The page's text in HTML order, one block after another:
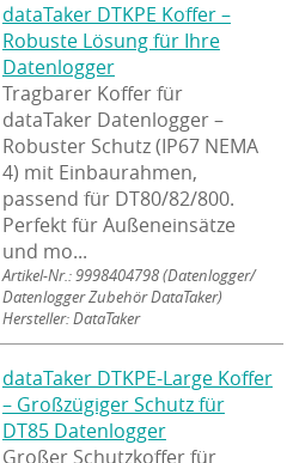
dataTaker DTKPE Koffer –
Robuste Lösung für Ihre
Datenlogger
Tragbarer Koffer für
dataTaker Datenlogger –
Robuster Schutz (IP67 NEMA
4) mit Einbaurahmen,
passend für DT80/82/800.
Perfekt für Außeneinsätze
und mo...
Artikel-Nr.: 9998404798(Datenlogger/
Datenlogger Zubehör DataTaker)
Hersteller: DataTaker
dataTaker DTKPE-Large Koffer
– Großzügiger Schutz für
DT85 Datenlogger
Großer Schutzkoffer für